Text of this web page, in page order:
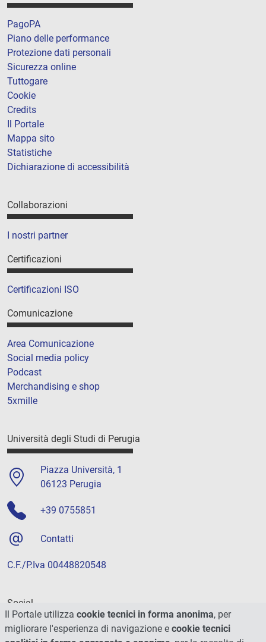
PagoPA
Piano delle performance
Protezione dati personali
Sicurezza online
Tuttogare
Cookie
Credits
Il Portale
Mappa sito
Statistiche
Dichiarazione di accessibilità
Collaborazioni
I nostri partner
Certificazioni
Certificazioni ISO
Comunicazione
Area Comunicazione
Social media policy
Podcast
Merchandising e shop
5xmille
Università degli Studi di Perugia
Piazza Università, 1
06123 Perugia
+39 0755851
Contatti
C.F./P.Iva 00448820548
Social
Il Portale utilizza cookie tecnici in forma anonima, per
migliorare l'esperienza di navigazione e cookie tecnici